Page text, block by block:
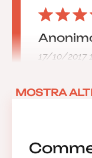
17/10/2017
MOSTRA